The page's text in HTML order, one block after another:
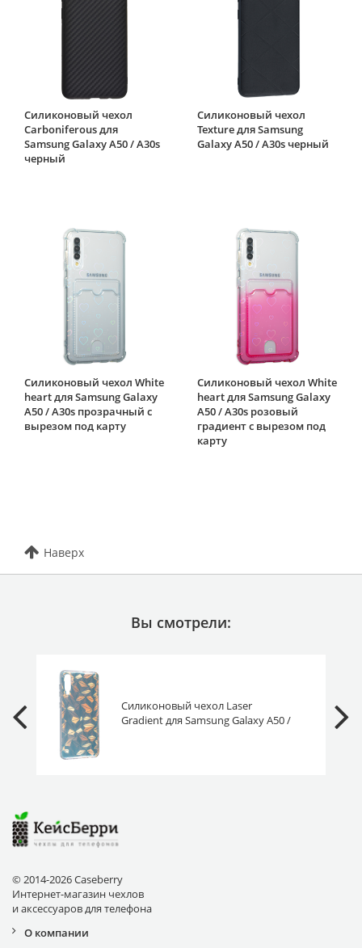
Силиконовый чехол
Carboniferous для
Samsung Galaxy A50 / A30s
черный
Силиконовый чехол
Texture для Samsung
Galaxy A50 / A30s черный
Силиконовый чехол White
heart для Samsung Galaxy
A50 / A30s прозрачный с
вырезом под карту
Силиконовый чехол White
heart для Samsung Galaxy
A50 / A30s розовый
градиент c вырезом под
карту
Наверх
Вы смотрели:
Силиконовый чехол Laser
Gradient для Samsung Galaxy A50 /
© 2014-2026 Caseberry
Интернет-магазин чехлов
и аксессуаров для телефона
О компании